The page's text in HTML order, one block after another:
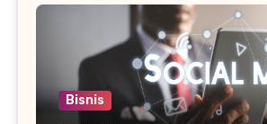
Bisnis